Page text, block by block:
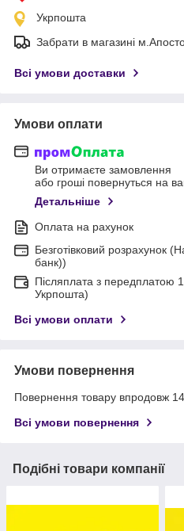
Укрпошта
Забрати в магазині
Всі умови доставки
Умови оплати
Ви отримаєте замовлення
або гроші повернуться на
Детальніше
Оплата на рахунок
Безготівковий розрахунок
банк))
Післяплата з передплатою
Укрпошта)
Всі умови оплати
Умови повернення
Повернення товару впродовж
Всі умови повернення
Подібні товари компанії